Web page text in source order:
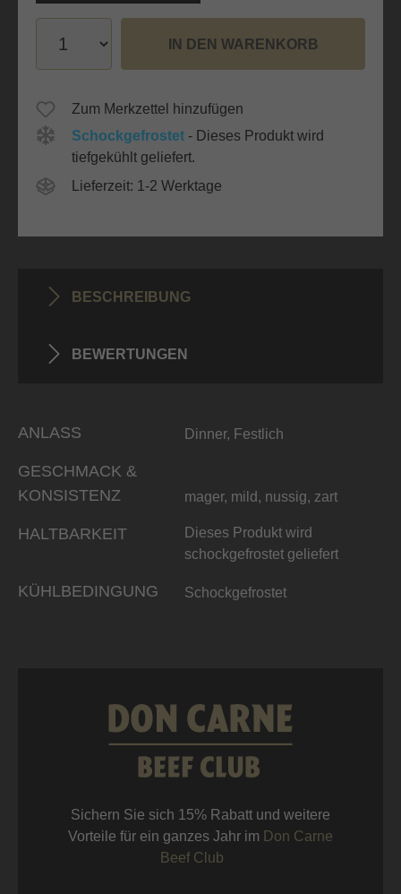
IN DEN WARENKORB
Zum Merkzettel hinzufügen
Schockgefrostet - Dieses Produkt wird
tiefgekühlt geliefert.
Lieferzeit: 1-2 Werktage
BESCHREIBUNG
BEWERTUNGEN
ANLASS Dinner, Festlich
GESCHMACK &
KONSISTENZ
mager, mild, nussig, zart
HALTBARKEIT
Dieses Produkt wird
schockgefrostet geliefert
KÜHLBEDINGUNG Schockgefrostet
Sichern Sie sich 15% Rabatt und weitere
Vorteile für ein ganzes Jahr im Don Carne
Beef Club